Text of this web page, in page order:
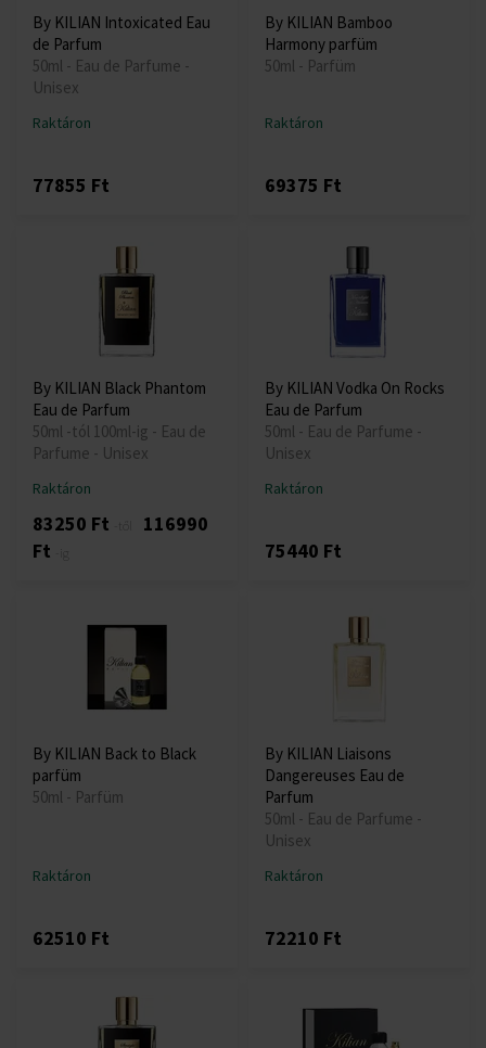
By KILIAN Intoxicated Eau
de Parfum
50ml - Eau de Parfume -
Unisex
Raktáron
77855 Ft
By KILIAN Bamboo
Harmony parfüm
50ml - Parfüm
Raktáron
69375 Ft
By KILIAN Black Phantom
Eau de Parfum
50ml -tól 100ml-ig - Eau de
Parfume - Unisex
Raktáron
83250 Ft
116990
Ft
By KILIAN Vodka On Rocks
Eau de Parfum
50ml - Eau de Parfume -
Unisex
Raktáron
75440 Ft
By KILIAN Back to Black
parfüm
50ml - Parfüm
Raktáron
62510 Ft
By KILIAN Liaisons
Dangereuses Eau de
Parfum
50ml - Eau de Parfume -
Unisex
Raktáron
72210 Ft